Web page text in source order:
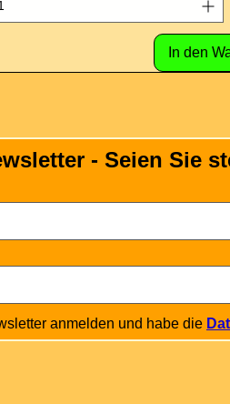
In den
- Seien Sie
anmelden und habe die